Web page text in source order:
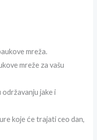
mreža.
mreže za vašu
jake i
koje će trajati ceo dan,